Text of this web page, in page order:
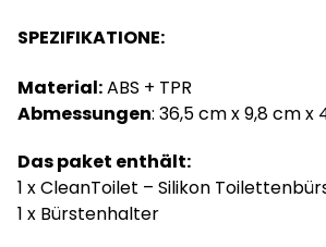
SPEZIFIKATIONE:
Material:ABS + TPR
Abmessungen: 36,5 cm x 9,8 cm x
Das paket enthält:
1 x CleanToilet – Silikon
1 x Bürstenhalter